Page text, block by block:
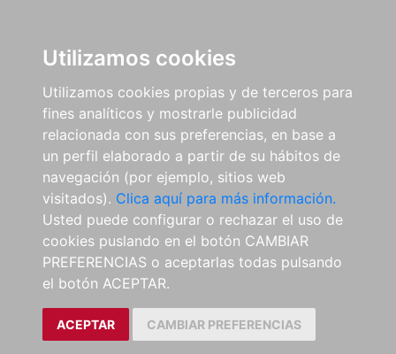
Utilizamos cookies
Utilizamos cookies propias y de terceros para
fines analíticos y mostrarle publicidad
relacionada con sus preferencias, en base a
un perfil elaborado a partir de su hábitos de
navegación (por ejemplo, sitios web
visitados). Clica aquí para más información.
Usted puede configurar o rechazar el uso de
cookies puslando en el botón CAMBIAR
PREFERENCIAS o aceptarlas todas pulsando
el botón ACEPTAR.
ACEPTAR CAMBIAR PREFERENCIAS